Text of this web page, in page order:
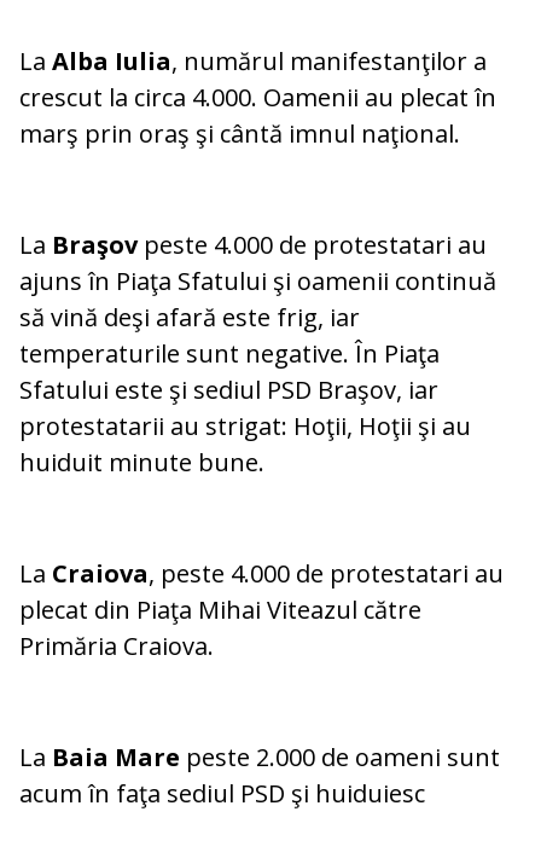
La Alba Iulia, numărul manifestanţilor a
crescut la circa 4.000. Oamenii au plecat în
marş prin oraş şi cântă imnul naţional.
La Braşovpeste 4.000 de protestatari au
ajuns în Piaţa Sfatului şi oamenii continuă
să vină deşi afară este frig, iar
temperaturile sunt negative. În Piaţa
Sfatului este şi sediul PSD Braşov, iar
protestatarii au strigat: Hoţii, Hoţii şi au
huiduit minute bune.
La Craiova, peste 4.000 de protestatari au
plecat din Piaţa Mihai Viteazul către
Primăria Craiova.
La Baia Mare peste 2.000 de oameni sunt
acum în faţa sediul PSD şi huiduiesc